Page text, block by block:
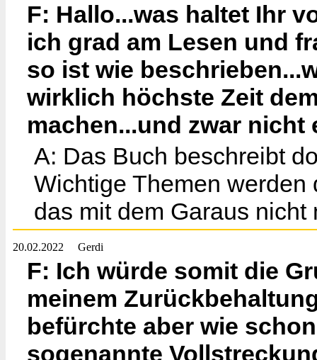
F: Hallo...was haltet Ihr
ich grad am Lesen und
so ist wie
wirklich höchste Zeit
machen...und zwar nicht
A: Das Buch beschreibt
Wichtige Themen
das mit dem Garaus nicht
20.02.2022 Gerdi
F: Ich würde somit die
meinem
befürchte aber wie
sogenannte